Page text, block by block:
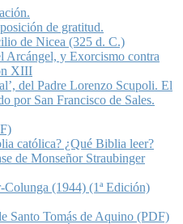
de gratitud.
de Nicea (325 d. C.)
Arcángel, y Exorcismo contra
XIII
del Padre Lorenzo Scupoli. El
por San Francisco de Sales.
católica? ¿Qué Biblia leer?
de Monseñor Straubinger
Colunga (1944) (1ª Edición)
Santo Tomás de Aquino (PDF)